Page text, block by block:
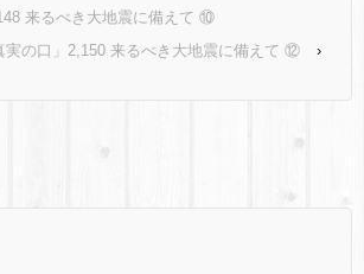
来るべき大地震に備えて ⑩
実の口」2,150 来るべき大地震に備えて ⑫
›